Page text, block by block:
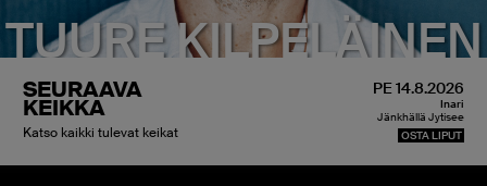
TUURE KILPELÄINEN
SEURAAVA
KEIKKA
Katso kaikki tulevat keikat
PE 14.8.2026
Inari
Jänkhällä Jytisee
OSTA LIPUT